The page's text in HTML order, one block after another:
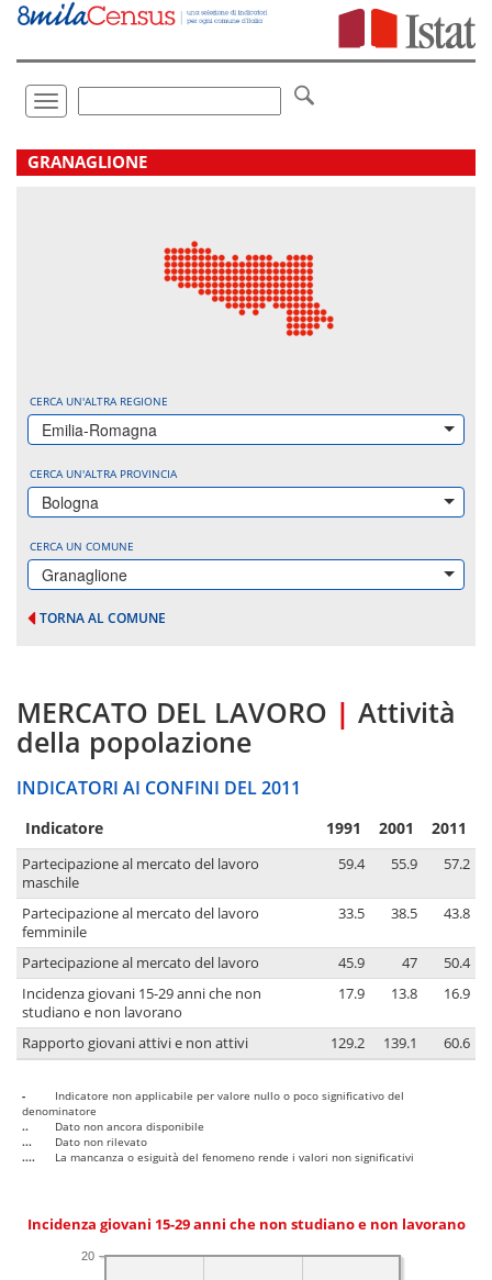
Vai
direttamente
Toggle
navigation
.
GRANAGLIONE
CERCA UN'ALTRA REGIONE
Emilia-Romagna
CERCA UN'ALTRA PROVINCIA
Bologna
CERCA UN COMUNE
Granaglione
TORNA AL COMUNE
MERCATO DEL LAVORO | Attività
della popolazione
INDICATORI AI CONFINI DEL 2011
Indicatore 1991 2001 2011
Partecipazione al mercato del lavoro
maschile
59.4 55.9 57.2
Partecipazione al mercato del lavoro
femminile
33.5 38.5 43.8
Partecipazione al mercato del lavoro 45.9 47
50.4
Incidenza giovani 15-29 anni che non
studiano e non lavorano
17.9 13.8 16.9
Rapporto giovani attivi e non attivi 129.2 139.1 60.6
-
Indicatore non applicabile per valore nullo o poco significativo del
denominatore
..
Dato non ancora disponibile
...
Dato non rilevato
....
La mancanza o esiguità del fenomeno rende i valori non significativi
Incidenza giovani 15-29 anni che non studiano e non lavorano
20